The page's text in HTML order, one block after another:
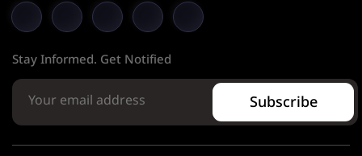
Stay Informed. Get Notified
Subscribe